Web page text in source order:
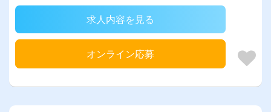
求人内容を見る
オンライン応募